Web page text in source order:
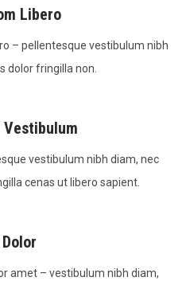
Libero
– pellentesque vestibulum nibh
dolor fringilla non.
vestibulum nibh diam, nec
cenas ut libero sapient.
amet – vestibulum nibh diam,